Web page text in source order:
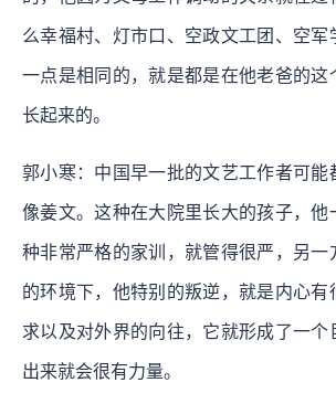
么幸福村、灯市口、空政文工团、空军
一点是相同的，就是都是在他老爸的这
长起来的。
郭小寒：中国早一批的文艺工作者可能
像姜文。这种在大院里长大的孩子，他
种非常严格的家训，就管得很严，另一
的环境下，他特别的叛逆，就是内心有
求以及对外界的向往，它就形成了一个
出来就会很有力量。